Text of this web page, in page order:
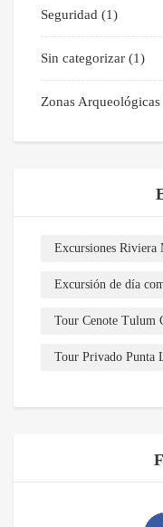
Seguridad (1)
Sin categorizar (1)
Zonas Arqueológicas
Excursiones Riviera
Excursión de día
Tour Cenote Tulum
Tour Privado Punta